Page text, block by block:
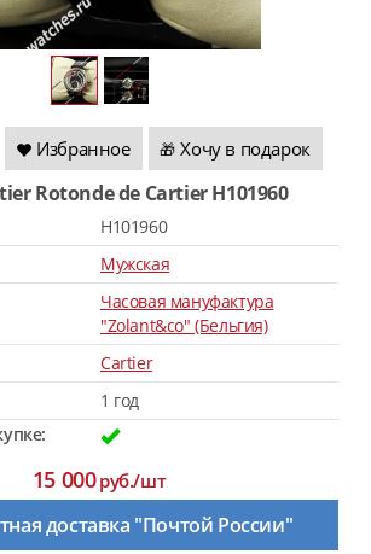
Избранное 🎁 Хочу в подарок
Rotonde de Cartier H101960
H101960
Мужская
Часовая мануфактура
"Zolant&co" (Бельгия)
Cartier
1 год
15 000руб./шт
доставка "Почтой России"